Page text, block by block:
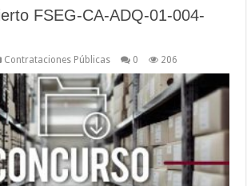
FSEG-CA-ADQ-01-004-
Contrataciones Públicas 0 206